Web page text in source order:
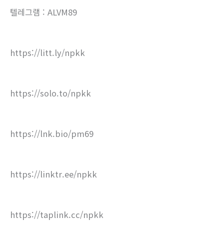
텔레그램 : ALVM89
https://litt.ly/npkk
https://solo.to/npkk
https://lnk.bio/pm69
https://linktr.ee/npkk
https://taplink.cc/npkk